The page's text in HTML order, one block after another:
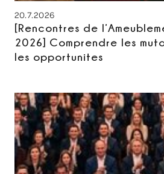
20.7.2026
[Rencontres de
2026] Comprendre les
les opportunites